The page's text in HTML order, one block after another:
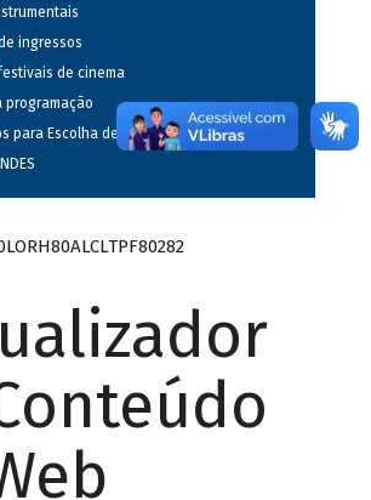
ingressos
de cinema
programação
para Escolha de Espetáculos Musicais